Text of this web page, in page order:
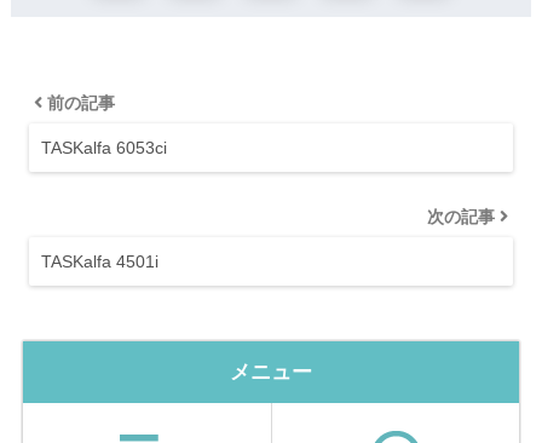
前の記事
TASKalfa 6053ci
次の記事
TASKalfa 4501i
メニュー